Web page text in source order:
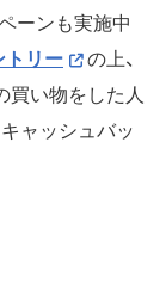
ーンも実施中
トリー
の上、
買い物をした人
ャッシュバッ